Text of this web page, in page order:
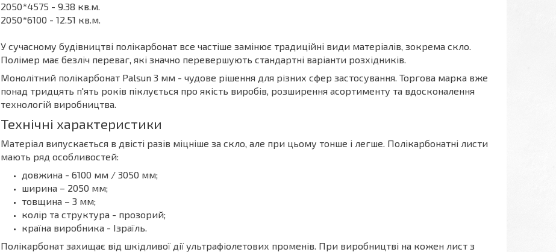
2050*4575 - 9.38 кв.м.
2050*6100 - 12.51 кв.м.
У сучасному будівництві полікарбонат все частіше замінює традиційні види матеріалів, зокрема скло.
Полімер має безліч переваг, які значно перевершують стандартні варіанти розхідників.
Монолітний полікарбонат Palsun 3 мм - чудове рішення для різних сфер застосування. Торгова марка вже
понад тридцять п'ять років піклується про якість виробів, розширення асортименту та вдосконалення
технологій виробництва.
Технічні характеристики
Матеріал випускається в двісті разів міцніше за скло, але при цьому тонше і легше. Полікарбонатні листи
мають ряд особливостей:
довжина - 6100 мм / 3050 мм;
ширина – 2050 мм;
товщина – 3 мм;
колір та структура - прозорий;
країна виробника - Ізраїль.
Полікарбонат захищає від шкідливої дії ультрафіолетових променів. При виробництві на кожен лист з